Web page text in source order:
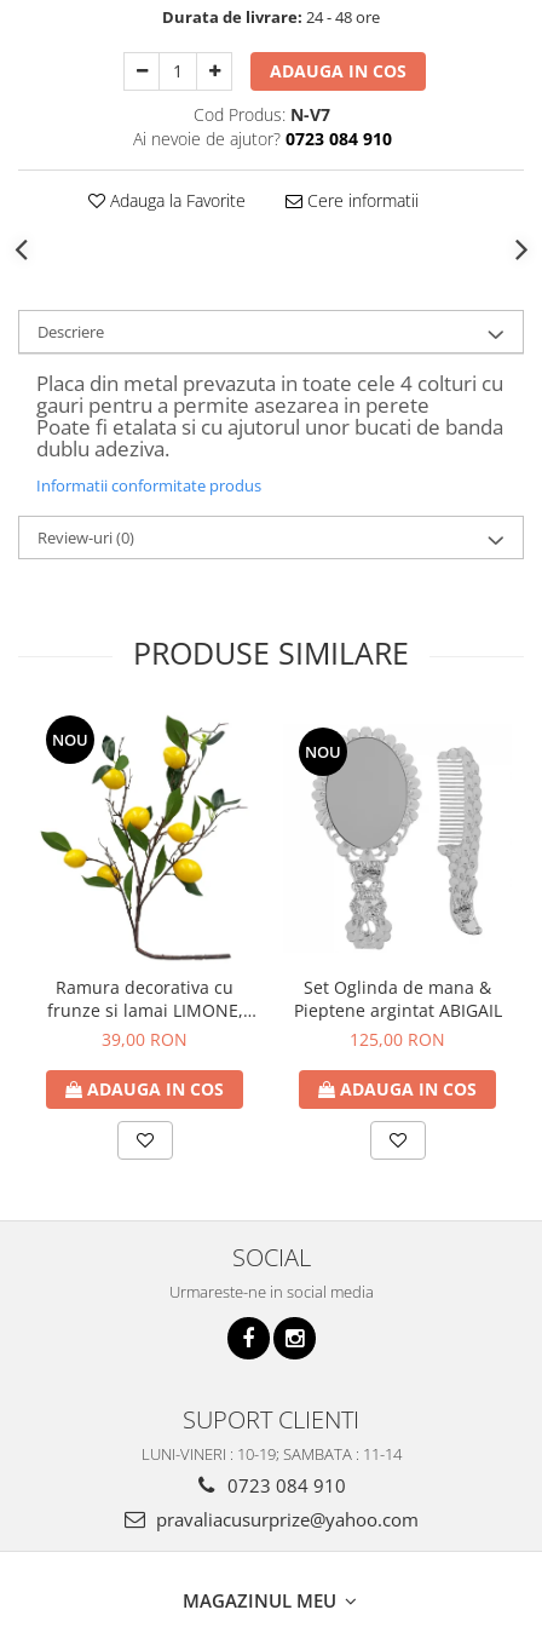
Decoratiuni Craciun
Sweet Wonderland
Crengute Decorative
Decoratiuni Luminoase
Coronite & Ghirlande
Aromaterapie Craciun
Felicitari, Cutii si Pungi de Cadou
Durata de livrare: 24 - 48 ore
ADAUGA IN COS
Cod Produs: N-V7
Ai nevoie de ajutor? 0723 084 910
Adauga la Favorite Cere informatii
Descriere
Placa din metal prevazuta in toate cele 4 colturi cu
gauri pentru a permite asezarea in perete
Poate fi etalata si cu ajutorul unor bucati de banda
dublu adeziva.
Informatii conformitate produs
Review-uri(0)
PRODUSE SIMILARE
NOU
Ramura decorativa cu
frunze si lamai LIMONE,
65cm
39,00 RON
ADAUGA IN COS
NOU
Set Oglinda de mana &
Pieptene argintat ABIGAIL
125,00 RON
ADAUGA IN COS
SOCIAL
Urmareste-ne in social media
SUPORT CLIENTI
LUNI-VINERI : 10-19; SAMBATA : 11-14
0723 084 910
pravaliacusurprize@yahoo.com
MAGAZINUL MEU